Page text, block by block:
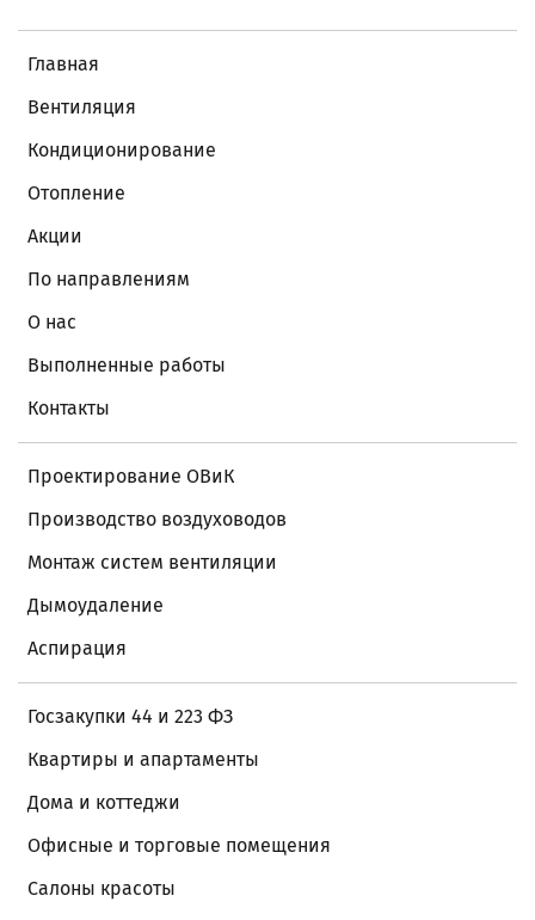
Главная
Вентиляция
Кондиционирование
Отопление
Акции
По направлениям
О нас
Выполненные работы
Контакты
Проектирование ОВиК
Производство воздуховодов
Монтаж систем вентиляции
Дымоудаление
Аспирация
Госзакупки 44 и 223 ФЗ
Квартиры и апартаменты
Дома и коттеджи
Офисные и торговые помещения
Салоны красоты